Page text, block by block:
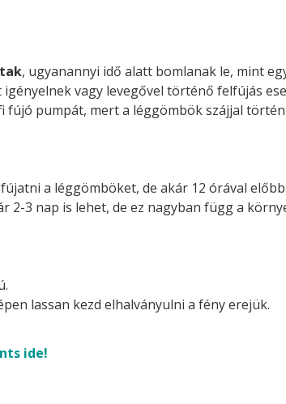
, ugyanannyi idő alatt bomlanak le, mint
vagy levegővel történő felfújás
pumpát, mert a léggömbök szájjal
a léggömböket, de akár 12 órával
2-3 nap is lehet, de ez nagyban függ a
lassan kezd elhalványulni a fény erejük.
ide!